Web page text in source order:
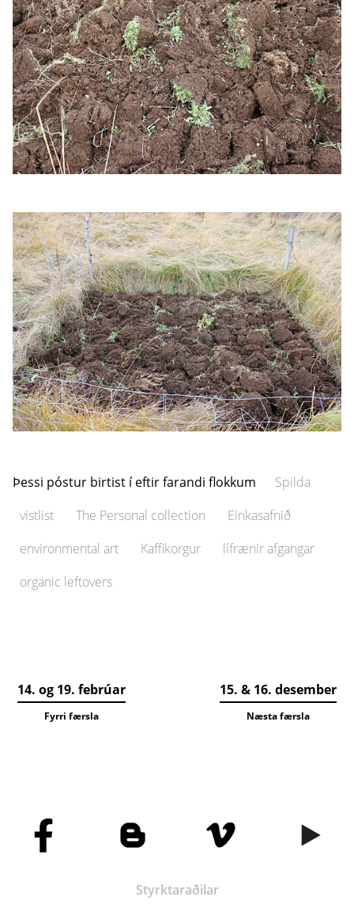
Þessi póstur birtist í eftir farandi flokkum
Spilda
vistlist
The Personal collection
Einkasafnið
environmental art
Kaffikorgur
lífrænir afgangar
organic leftovers
14. og 19. febrúar
Fyrri færsla
15. & 16. desember
Næsta færsla
Styrktaraðilar